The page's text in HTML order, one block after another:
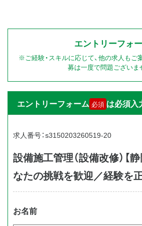
エントリーフォ
※ご経験・スキルに応じて、他の求人もご
募は一度で問題ございま
エントリーフォーム 必須 は必須入
求人番号：s3150203260519-20
設備施工管理（設備改修）【
なたの挑戦を歓迎／経験を
お名前